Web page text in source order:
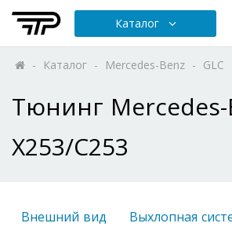
Каталог
- Каталог - Mercedes-Benz - GLC
Тюнинг Mercedes-
X253/C253
Внешний вид
Выхлопная